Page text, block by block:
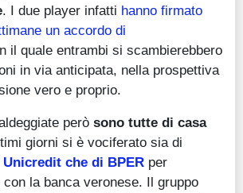
. I due player infatti hanno firmato
un accordo di
il quale entrambi si scambierebbero
in via anticipata, nella prospettiva
vero e proprio.
però sono tutte di casa
giorni si è vociferato sia di
che di BPER per
la banca veronese. Il gruppo